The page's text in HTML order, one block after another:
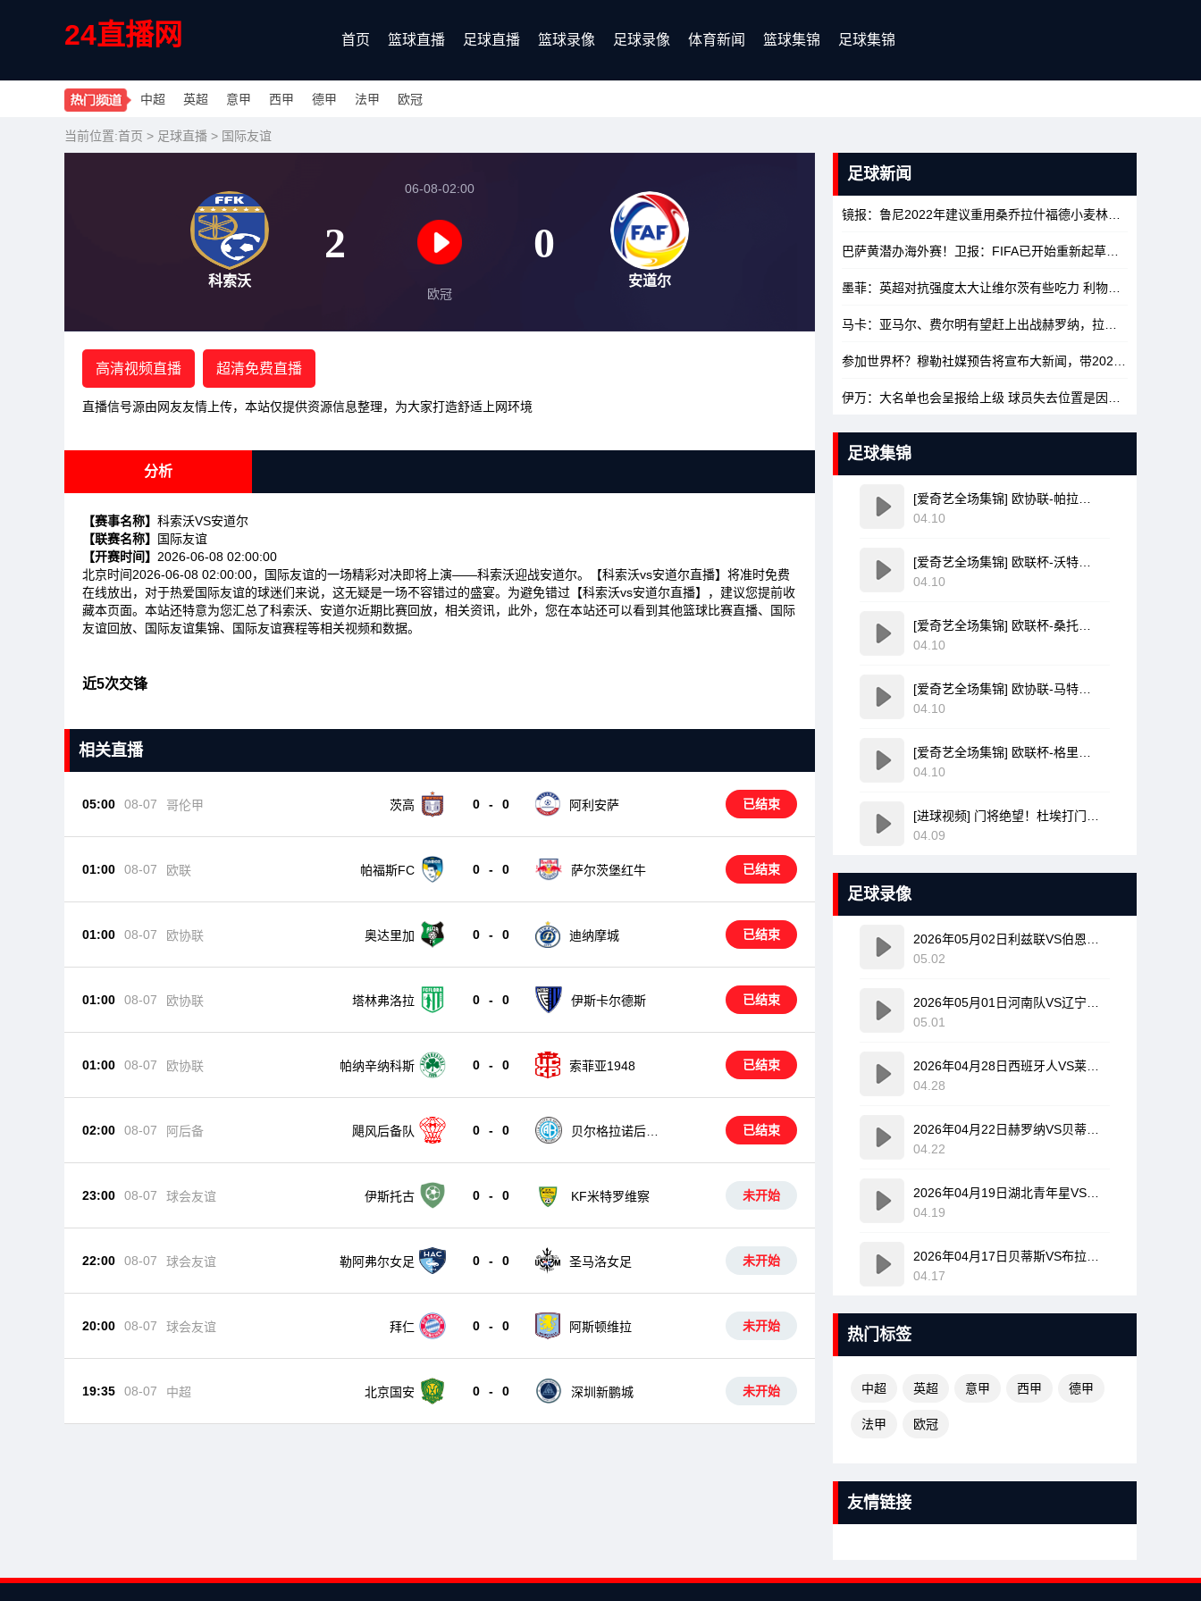
24直播网 首页 篮球直播 足球直播 篮球录像 足球录像 体育新闻 篮球集锦 足球集锦
中超 英超 意甲 西甲 德甲 法甲 欧冠
当前位置:首页 > 足球直播 > 国际友谊
科索沃
06-08-02:00
2 0
欧冠
安道尔
高清视频直播 超清免费直播
直播信号源由网友友情上传，本站仅提供资源信息整理，为大家打造舒适上网环境
分析
【赛事名称】 科索沃VS安道尔
【联赛名称】
国际友谊
【开赛时间】 2026-06-08 02:00:00
北京时间2026-06-08 02:00:00，国际友谊的一场精彩对决即将上演——科索沃迎战安道尔。【科索沃vs安道尔直播】将准时免费
在线放出，对于热爱国际友谊的球迷们来说，这无疑是一场不容错过的盛宴。为避免错过【科索沃vs安道尔直播】，建议您提前收
藏本页面。本站还特意为您汇总了科索沃、安道尔近期比赛回放，相关资讯，此外，您在本站还可以看到其他篮球比赛直播、国际
友谊回放、国际友谊集锦、国际友谊赛程等相关视频和数据。
近5次交锋
相关直播
05:00 08-07 哥伦甲 茨高 0 - 0 阿利安萨 已结束
01:00 08-07 欧联 帕福斯FC 0 - 0 萨尔茨堡红牛 已结束
01:00 08-07 欧协联 奥达里加 0 - 0 迪纳摩城 已结束
01:00 08-07 欧协联 塔林弗洛拉 0 - 0 伊斯卡尔德斯 已结束
01:00 08-07 欧协联 帕纳辛纳科斯 0 - 0 索菲亚1948 已结束
02:00 08-07 阿后备 飓风后备队 0 - 0
贝尔格拉诺后备
已结束
23:00 08-07 球会友谊 伊斯托古 0 - 0 KF米特罗维察 未开始
22:00 08-07 球会友谊 勒阿弗尔女足 0 - 0 圣马洛女足 未开始
20:00 08-07 球会友谊 拜仁 0 - 0 阿斯顿维拉 未开始
19:35 08-07 中超 北京国安 0 - 0 深圳新鹏城 未开始
足球新闻
足球集锦
04.10
04.10
04.10
04.10
04.10
04.09
足球录像
05.02
05.01
04.28
04.22
04.19
04.17
热门标签
中超 英超 意甲 西甲 德甲
法甲 欧冠
友情链接